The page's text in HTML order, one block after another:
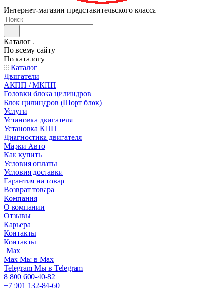
Интернет-магазин представительского класса
Каталог
По всему сайту
По каталогу
Каталог
Двигатели
АКПП / МКПП
Головки блока цилиндров
Блок цилиндров (Шорт блок)
Услуги
Установка двигателя
Установка КПП
Диагностика двигателя
Марки Авто
Как купить
Условия оплаты
Условия доставки
Гарантия на товар
Возврат товара
Компания
О компании
Отзывы
Карьера
Контакты
Контакты
Max
Max Мы в Max
Telegram Мы в Telegram
8 800 600-40-82
+7 901 132-84-60